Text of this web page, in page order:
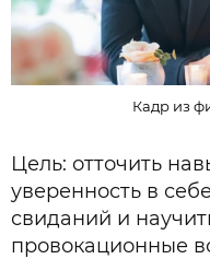
Кадр из
Цель: отточить
уверенность в
свиданий и
провокационные